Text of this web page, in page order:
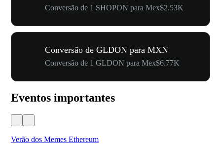
Conversão de 1 SHOPON para Mex$2.53K
Conversão de GLDON para MXN
Conversão de 1 GLDON para Mex$6.77K
Eventos importantes
Verão dos Memes Ethereum